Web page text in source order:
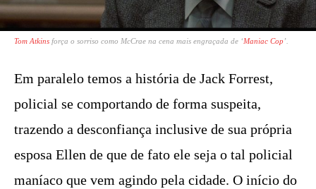
Tom Atkins força o sorriso como McCrae na cena mais engraçada de ‘Maniac Cop’.
Em paralelo temos a história de Jack Forrest,
policial se comportando de forma suspeita,
trazendo a desconfiança inclusive de sua própria
esposa Ellen de que de fato ele seja o tal policial
maníaco que vem agindo pela cidade. O início do